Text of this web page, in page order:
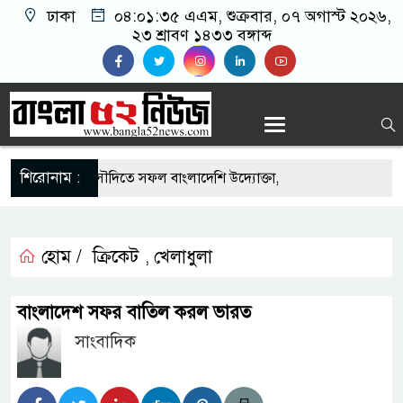
ঢাকা ০৪:০১:৩৫ এএম, শুক্রবার, ০৭ অগাস্ট ২০২৬,
২৩ শ্রাবণ ১৪৩৩ বঙ্গাব্দ
শিরোনাম :
সুযোগে সৌদিতে সফল বাংলাদেশি উদ্যোক্তা,
মাছে মিলল মাইক্রোপ্লাস্টিক, বেশি কই মাছে
ব্যবসায়িক অগ্রযাত্রায় নতুন অধ্যায়
স্থিতিশীল সরকার,প্রবাসীদের বিনিয়োগের এখনই
হোম / ক্রিকেট , খেলাধুলা
বাংলাদেশ সফর বাতিল করল ভারত
সাংবাদিক